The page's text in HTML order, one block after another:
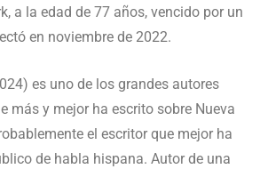
a la edad de 77 años, vencido por un
en noviembre de 2022.
es uno de los grandes autores
más y mejor ha escrito sobre Nueva
el escritor que mejor ha
de habla hispana. Autor de una